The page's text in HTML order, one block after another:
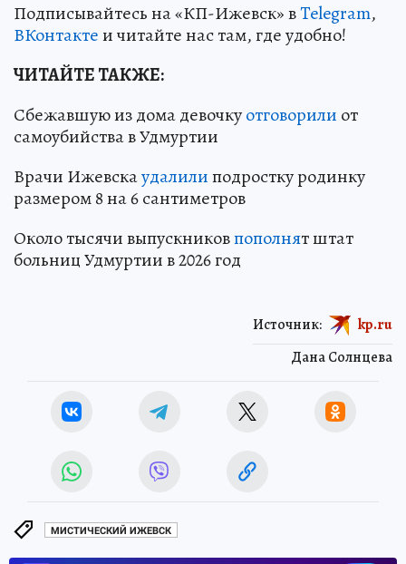
Подписывайтесь на «КП-Ижевск» вTelegram,
ВКонтактеи читайте нас там, где удобно!
ЧИТАЙТЕ ТАКЖЕ:
Сбежавшую из дома девочкуотговорили от
самоубийства в Удмуртии
Врачи Ижевскаудалилиподростку родинку
размером 8 на 6 сантиметров
Около тысячи выпускниковпополнят штат
больниц Удмуртии в 2026 год
Дана Солнцева
Источник: kp.ru
МИСТИЧЕСКИЙ ИЖЕВСК